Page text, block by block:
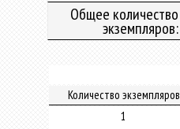
Общее количество
экземпляров:
Количество экземпляров
1